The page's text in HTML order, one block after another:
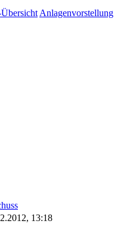
Anlagenvorstellung
13:18